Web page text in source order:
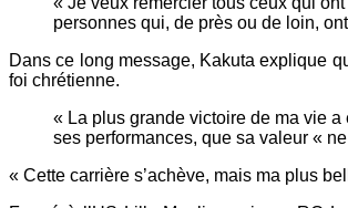
personnes qui, de près ou de loin,
Dans ce long message, Kakuta explique
foi chrétienne.
« La plus grande victoire de ma vie
ses performances, que sa valeur «
« Cette carrière s’achève, mais ma plus